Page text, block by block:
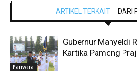
ARTIKEL TERKAIT DARI
Pariwara
Gubernur Mahyeldi
Kartika Pamong